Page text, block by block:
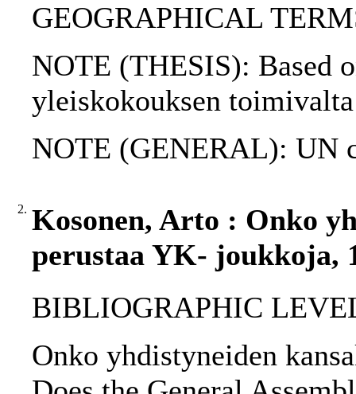
GEOGRAPHICAL
NOTE (THESIS): Based
yleiskokouksen
NOTE (GENERAL): UN
2. Kosonen, Arto : Onko
perustaa YK- joukkoja,
BIBLIOGRAPHIC
Onko yhdistyneiden